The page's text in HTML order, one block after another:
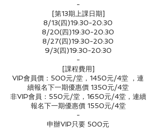
-
[第13期上課日期]
8/13(四)19:30-20:30
8/20(四)19:30-20:30
8/27(四)19:30-20:30
9/3(四)19:30-20:30
-
[課程費用]
VIP會員價：500元/堂，1450元/4堂 ，連
續報名下一期優惠價 1350元/4堂
非VIP會員：550元/堂，1650元/4堂，連續
報名下一期優惠價 1550元/4堂
-
申辦VIP只要 500元